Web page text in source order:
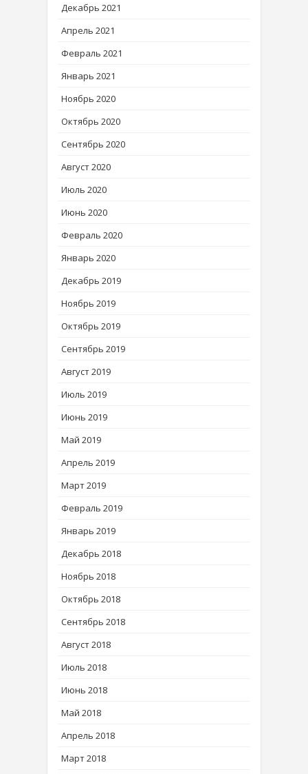
Декабрь 2021
Апрель 2021
Февраль 2021
Январь 2021
Ноябрь 2020
Октябрь 2020
Сентябрь 2020
Август 2020
Июль 2020
Июнь 2020
Февраль 2020
Январь 2020
Декабрь 2019
Ноябрь 2019
Октябрь 2019
Сентябрь 2019
Август 2019
Июль 2019
Июнь 2019
Май 2019
Апрель 2019
Март 2019
Февраль 2019
Январь 2019
Декабрь 2018
Ноябрь 2018
Октябрь 2018
Сентябрь 2018
Август 2018
Июль 2018
Июнь 2018
Май 2018
Апрель 2018
Март 2018